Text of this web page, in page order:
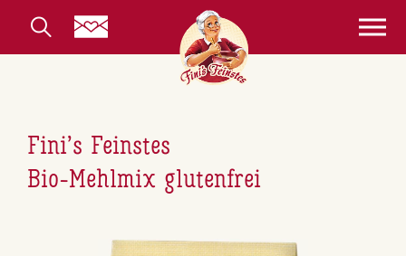
Fini’s Feinstes
Bio-Mehlmix glu­ten­frei